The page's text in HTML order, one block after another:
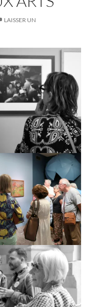
LAISSER UN